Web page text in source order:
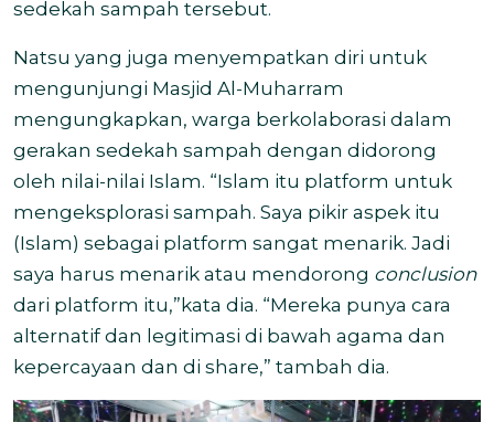
sedekah sampah tersebut.
Natsu yang juga menyempatkan diri untuk
mengunjungi Masjid Al-Muharram
mengungkapkan, warga berkolaborasi dalam
gerakan sedekah sampah dengan didorong
oleh nilai-nilai Islam. “Islam itu platform untuk
mengeksplorasi sampah. Saya pikir aspek itu
(Islam) sebagai platform sangat menarik. Jadi
saya harus menarik atau mendorong conclusion
dari platform itu,”kata dia. “Mereka punya cara
alternatif dan legitimasi di bawah agama dan
kepercayaan dan di share,” tambah dia.